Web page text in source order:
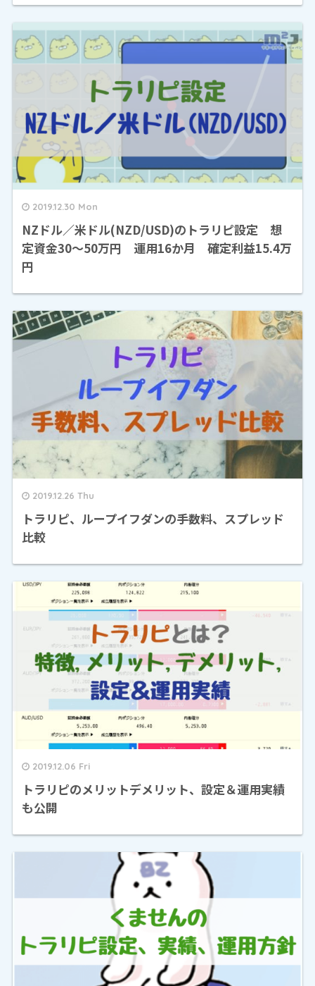
2019.12.30 Mon
NZドル／米ドル(NZD/USD)のトラリピ設定 想
定資金30～50万円 運用16か月 確定利益15.4万
円
2019.12.26 Thu
トラリピ、ループイフダンの手数料、スプレッド
比較
2019.12.06 Fri
トラリピのメリットデメリット、設定＆運用実績
も公開